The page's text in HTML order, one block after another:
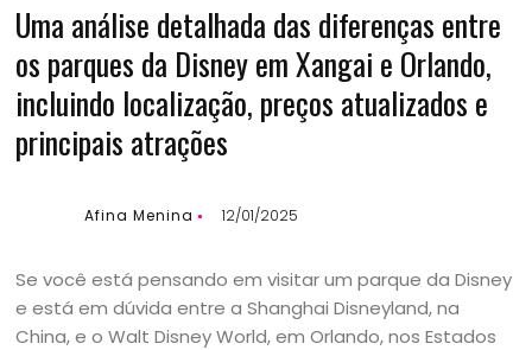
Uma análise detalhada das diferenças entre
os parques da Disney em Xangai e Orlando,
incluindo localização, preços atualizados e
principais atrações
Afina Menina 12/01/2025
Se você está pensando em visitar um parque da Disney
e está em dúvida entre a Shanghai Disneyland, na
China, e o Walt Disney World, em Orlando, nos Estados